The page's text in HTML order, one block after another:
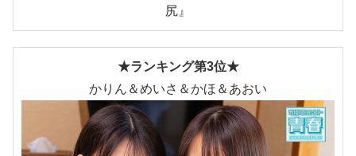
尻』
★ランキング第3位★
かりん＆めいさ＆かほ＆あおい